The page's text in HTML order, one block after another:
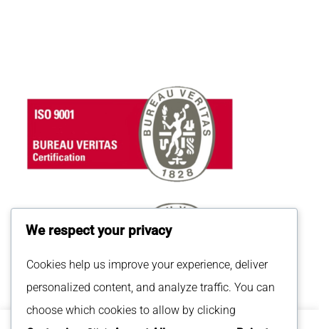
We respect your privacy
Cookies help us improve your experience, deliver
personalized content, and analyze traffic. You can
choose which cookies to allow by clicking